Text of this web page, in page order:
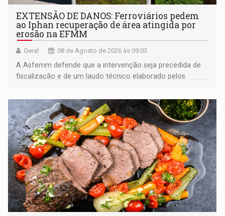
EXTENSÃO DE DANOS: Ferroviários pedem
ao Iphan recuperação de área atingida por
erosão na EFMM
Geral 08 de Agosto de 2026 às 09:03
A Asfemm defende que a intervenção seja precedida de
fiscalização e de um laudo técnico elaborado pelos